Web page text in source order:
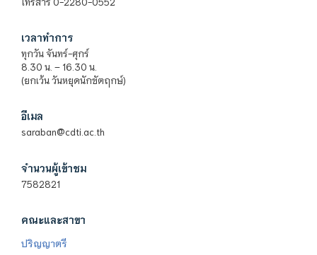
เวลาทำการ
ทุกวัน จันทร์-ศุกร์
8.30 น. – 16.30 น.
(ยกเว้น วันหยุดนักขัตฤกษ์)
อีเมล
saraban@cdti.ac.th
จำนวนผู้เข้าชม
7582821
คณะและสาขา
ปริญญาตรี